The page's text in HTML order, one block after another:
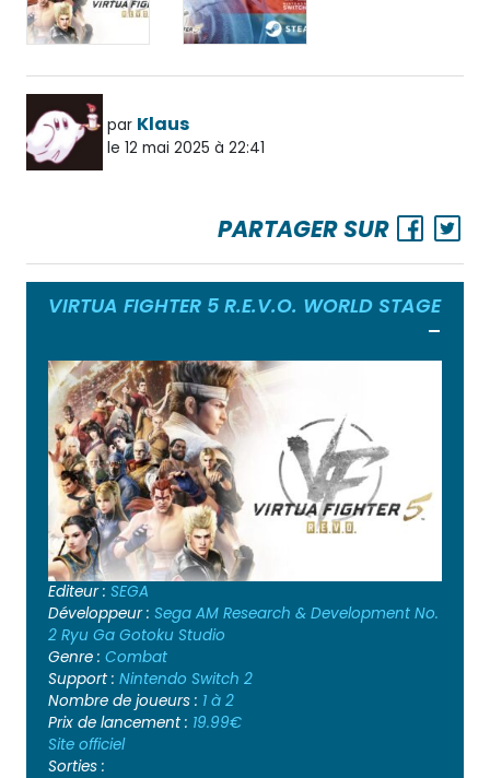
par Klaus
le 12 mai 2025 à 22:41
PARTAGER SUR
VIRTUA FIGHTER 5 R.E.V.O. WORLD STAGE
Editeur : SEGA
Développeur : Sega AM Research & Development No.
2 Ryu Ga Gotoku Studio
Genre : Combat
Support : Nintendo Switch 2
Nombre de joueurs : 1 à 2
Prix de lancement : 19.99€
Site officiel
Sorties :